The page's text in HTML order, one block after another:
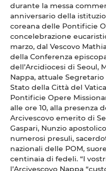
durante la messa
anniversario della
coreana delle Pontificie
concelebrazione
marzo, dal Vescovo
della Conferenza
dell’Arcidiocesi di Seoul,
Nappa, attuale
Stato della Città del
Pontificie Opere
alle ore 10, alla presenza
Arcivescovo emerito di
Gaspari, Nunzio
numerosi presuli,
nazionali delle POM,
centinaia di fedeli. “I
l’Arcivescovo Nappa